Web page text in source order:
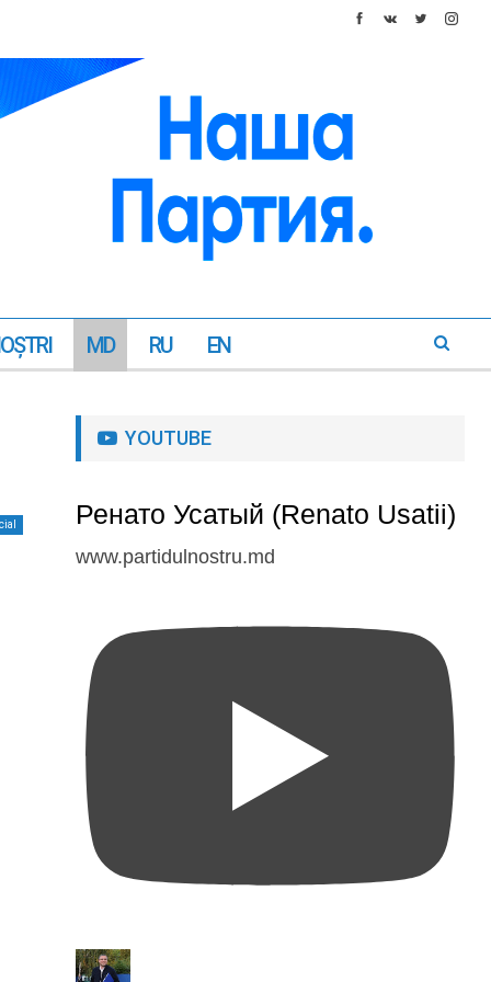
MD RU EN
YOUTUBE
Ренато Усатый (Renato Usatii)
www.partidulnostru.md